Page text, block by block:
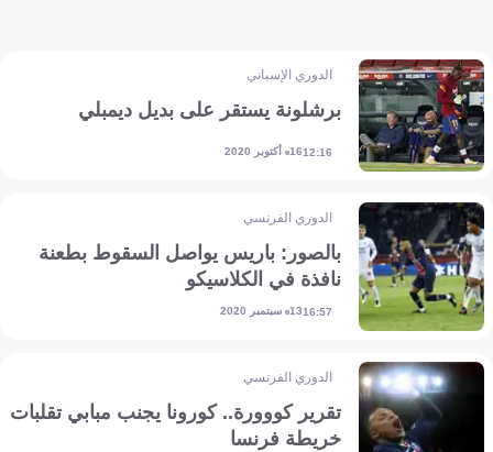
الدوري الإسباني
برشلونة يستقر على بديل ديمبلي
12:1616 أكتوبر 2020
الدوري الفرنسي
بالصور: باريس يواصل السقوط بطعنة
نافذة في الكلاسيكو
16:5713 سبتمبر 2020
الدوري الفرنسي
تقرير كووورة.. كورونا يجنب مبابي تقلبات
خريطة فرنسا